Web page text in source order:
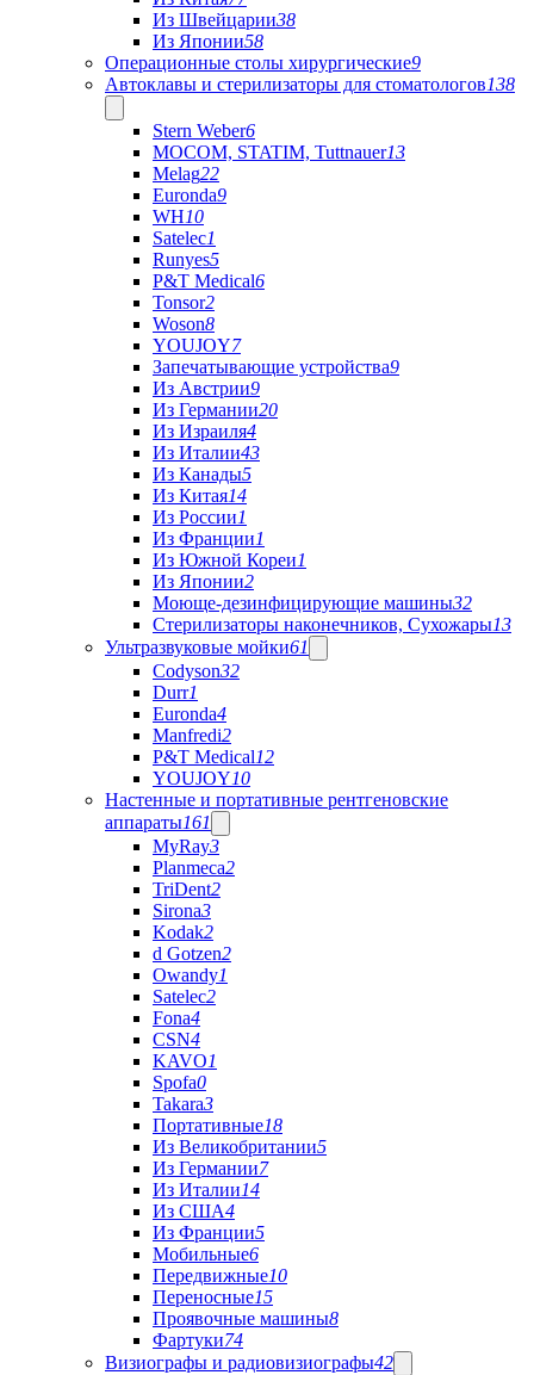
Из Швейцарии38
Из Японии58
Операционные столы хирургические9
Автоклавы и стерилизаторы для стоматологов138
Stern Weber6
MOCOM, STATIM, Tuttnauer13
Melag22
Euronda9
WH10
Satelec1
Runyes5
P&T Medical6
Tonsor2
Woson8
YOUJOY7
Запечатывающие устройства9
Из Австрии9
Из Германии20
Из Израиля4
Из Италии43
Из Канады5
Из Китая14
Из России1
Из Франции1
Из Южной Кореи1
Из Японии2
Моюще-дезинфицирующие машины32
Стерилизаторы наконечников, Сухожары13
Ультразвуковые мойки61
Codyson32
Durr1
Euronda4
Manfredi2
P&T Medical12
YOUJOY10
Настенные и портативные рентгеновские
аппараты161
MyRay3
Planmeca2
TriDent2
Sirona3
Kodak2
d Gotzen2
Owandy1
Satelec2
Fona4
CSN4
KAVO1
Spofa0
Takara3
Портативные18
Из Великобритании5
Из Германии7
Из Италии14
Из США4
Из Франции5
Мобильные6
Передвижные10
Переносные15
Проявочные машины8
Фартуки74
Визиографы и радиовизиографы42